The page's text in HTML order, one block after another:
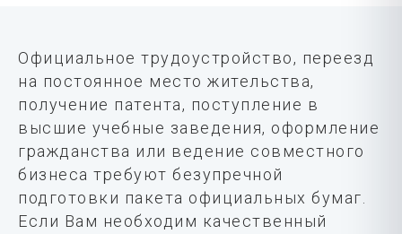
Официальное трудоустройство, переезд
на постоянное место жительства,
получение патента, поступление в
высшие учебные заведения, оформление
гражданства или ведение совместного
бизнеса требуют безупречной
подготовки пакета официальных бумаг.
Если Вам необходим качественный